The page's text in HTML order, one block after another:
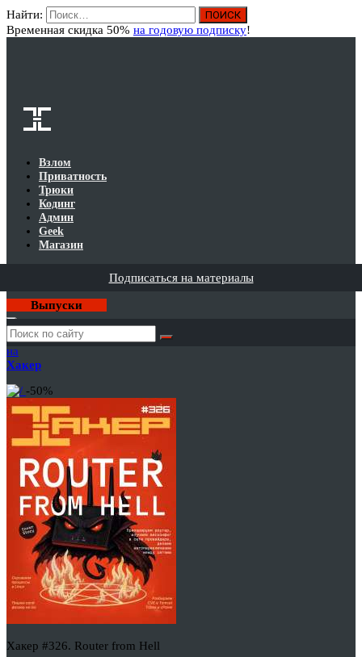
Найти:
Временная скидка 50% на годовую подписку!
Взлом
Приватность
Трюки
Кодинг
Админ
Geek
Магазин
Подписаться на материалы
Выпуски
Годовая
подписка
на
Хакер
-50%
Хакер #326. Router from Hell